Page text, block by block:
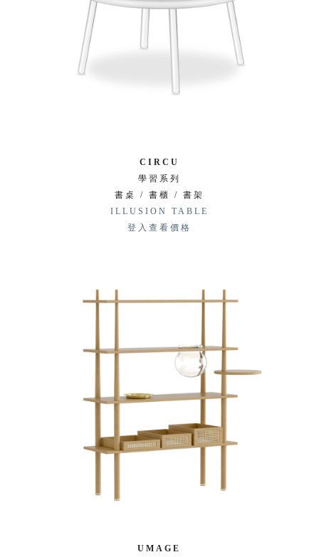
CIRCU
學習系列
書桌 / 書櫃 / 書架
ILLUSION TABLE
登入查看價格
UMAGE